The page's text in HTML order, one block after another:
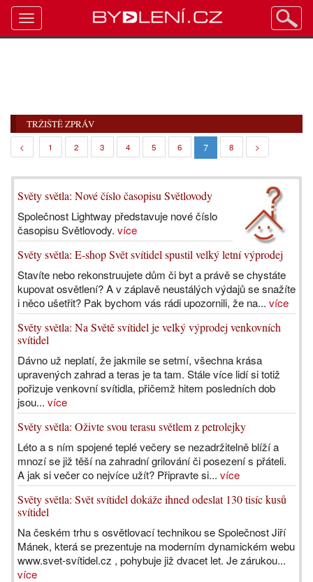
TRŽIŠTĚ ZPRÁV
< 1 2 3 4 5 6 7 8 >
Světy světla: Nové číslo časopisu Světlovody
Společnost Lightway představuje nové číslo
časopisu Světlovody. více
Světy světla: E-shop Svět svítidel spustil velký letní výprodej
Stavíte nebo rekonstruujete dům či byt a právě se chystáte
kupovat osvětlení? A v záplavě neustálých výdajů se snažíte
i něco ušetřit? Pak bychom vás rádi upozornili, že na... více
Světy světla: Na Světě svítidel je velký výprodej venkovních
svítidel
Dávno už neplatí, že jakmile se setmí, všechna krása
upravených zahrad a teras je ta tam. Stále více lidí si totiž
pořizuje venkovní svítidla, přičemž hitem posledních dob
jsou... více
Světy světla: Oživte svou terasu světlem z petrolejky
Léto a s ním spojené teplé večery se nezadržitelně blíží a
mnozí se již těší na zahradní grilování či posezení s přáteli.
A jak si večer co nejvíce užít? Připravte si... více
Světy světla: Svět svítidel dokáže ihned odeslat 130 tisíc kusů
svítidel
Na českém trhu s osvětlovací technikou se Společnost Jiří
Mánek, která se prezentuje na moderním dynamickém webu
www.svet-svítidel.cz , pohybuje již dvacet let. Je zárukou...
více
Toggle
navigation